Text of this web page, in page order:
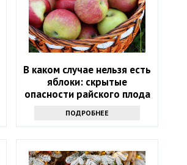
В каком случае нельзя есть
яблоки: скрытые
опасности райского плода
ПОДРОБНЕЕ